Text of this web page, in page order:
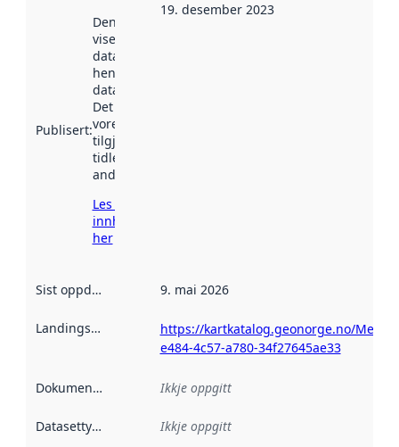
Publisert:
Denne datoen
viser når
datasettet vart
henta inn av
data.norge.no.
Det kan ha
vore
tilgjengeleg
tidlegare
andre stader.
Les meir om
innhenting
her
19. desember 2023
Sist oppdatert 9. mai 2026
Landingsside
https://kartkatalog.geonorge.no/
e484-4c57-a780-34f27645ae33
Dokumentasjon Ikkje oppgitt
Datasettype Ikkje oppgitt